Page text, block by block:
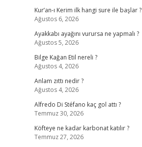
Kur’an-ı Kerim ilk hangi sure ile başlar ?
Ağustos 6, 2026
Ayakkabı ayağını vurursa ne yapmalı ?
Ağustos 5, 2026
Bilge Kağan Etil nereli ?
Ağustos 4, 2026
Anlam zıttı nedir ?
Ağustos 4, 2026
Alfredo Di Stéfano kaç gol attı ?
Temmuz 30, 2026
Köfteye ne kadar karbonat katılır ?
Temmuz 27, 2026